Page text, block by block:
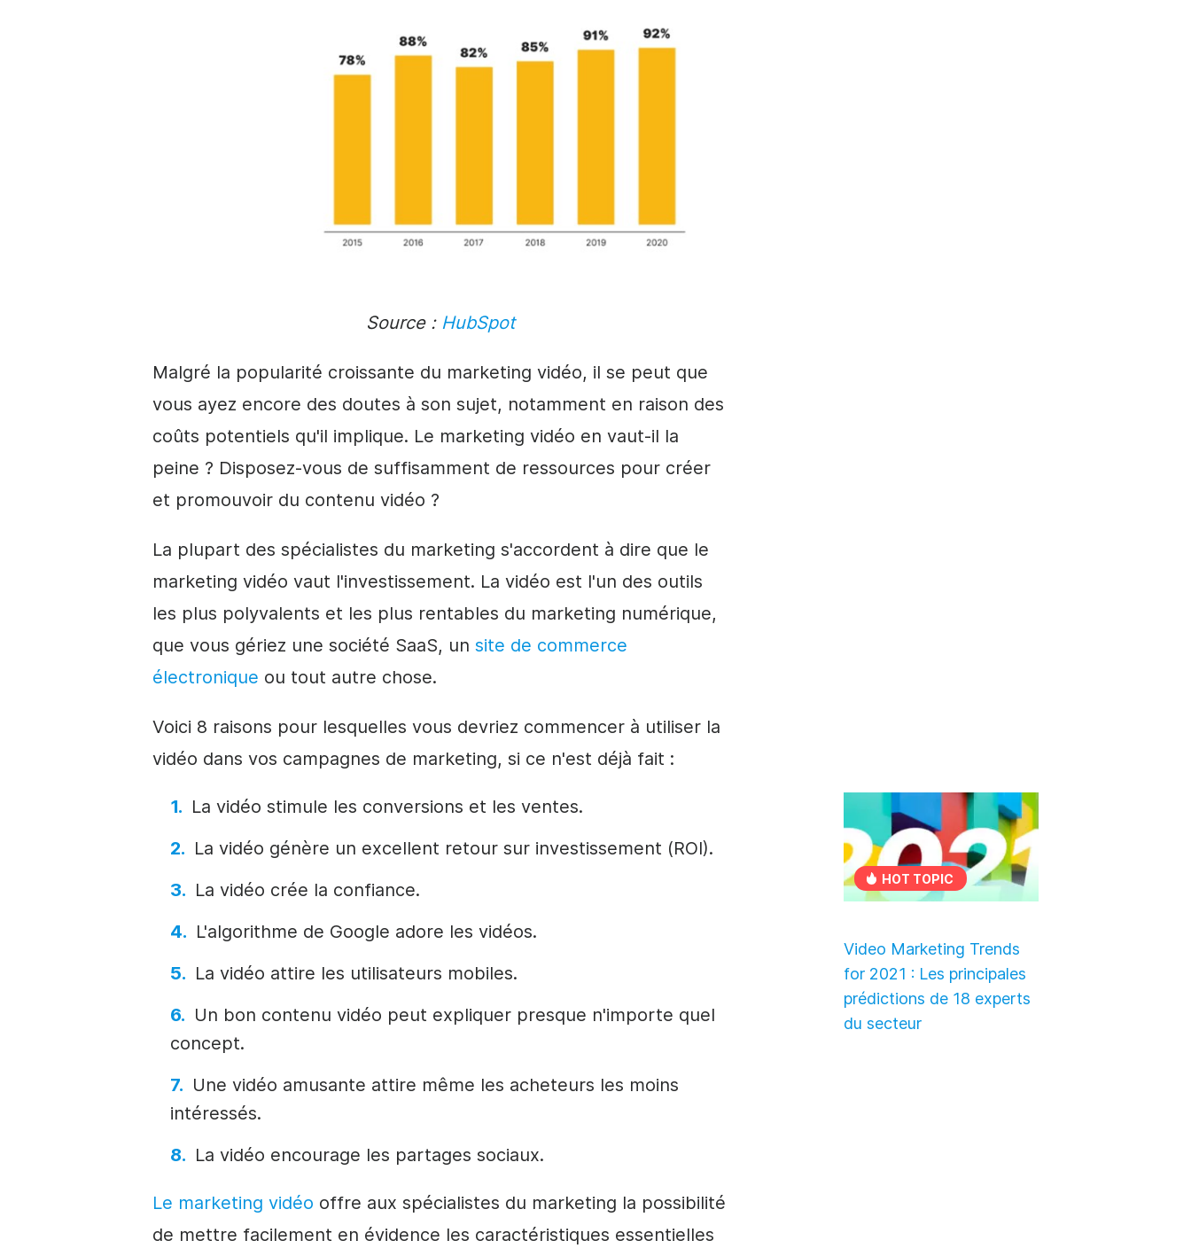
Source : HubSpot
Malgré la popularité croissante du marketing vidéo, il se peut que
vous ayez encore des doutes à son sujet, notamment en raison des
coûts potentiels qu'il implique. Le marketing vidéo en vaut-il la
peine ? Disposez-vous de suffisamment de ressources pour créer
et promouvoir du contenu vidéo ?
La plupart des spécialistes du marketing s'accordent à dire que le
marketing vidéo vaut l'investissement. La vidéo est l'un des outils
les plus polyvalents et les plus rentables du marketing numérique,
que vous gériez une société SaaS, un site de commerce
électronique ou tout autre chose.
Voici 8 raisons pour lesquelles vous devriez commencer à utiliser la
vidéo dans vos campagnes de marketing, si ce n'est déjà fait :
HOT TOPIC
Video Marketing Trends
for 2021 : Les principales
prédictions de 18 experts
du secteur
La vidéo stimule les conversions et les ventes.
La vidéo génère un excellent retour sur investissement (ROI).
La vidéo crée la confiance.
L'algorithme de Google adore les vidéos.
La vidéo attire les utilisateurs mobiles.
Un bon contenu vidéo peut expliquer presque n'importe quel
concept.
Une vidéo amusante attire même les acheteurs les moins
intéressés.
La vidéo encourage les partages sociaux.
Le marketing vidéo offre aux spécialistes du marketing la possibilité
de mettre facilement en évidence les caractéristiques essentielles